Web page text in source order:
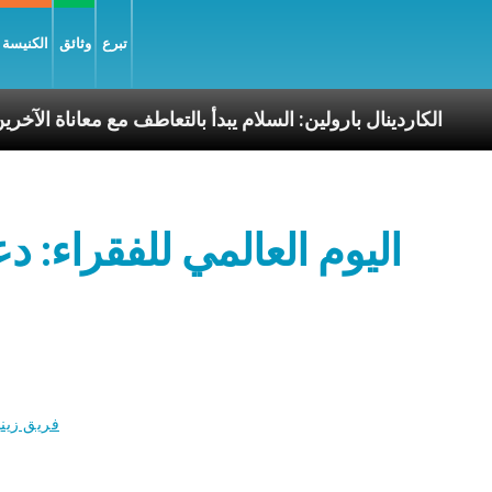
وثائق تبرع
الكاردينال بارولين: السلام يبدأ بالتعاطف مع
اليوم العالمي
فريق